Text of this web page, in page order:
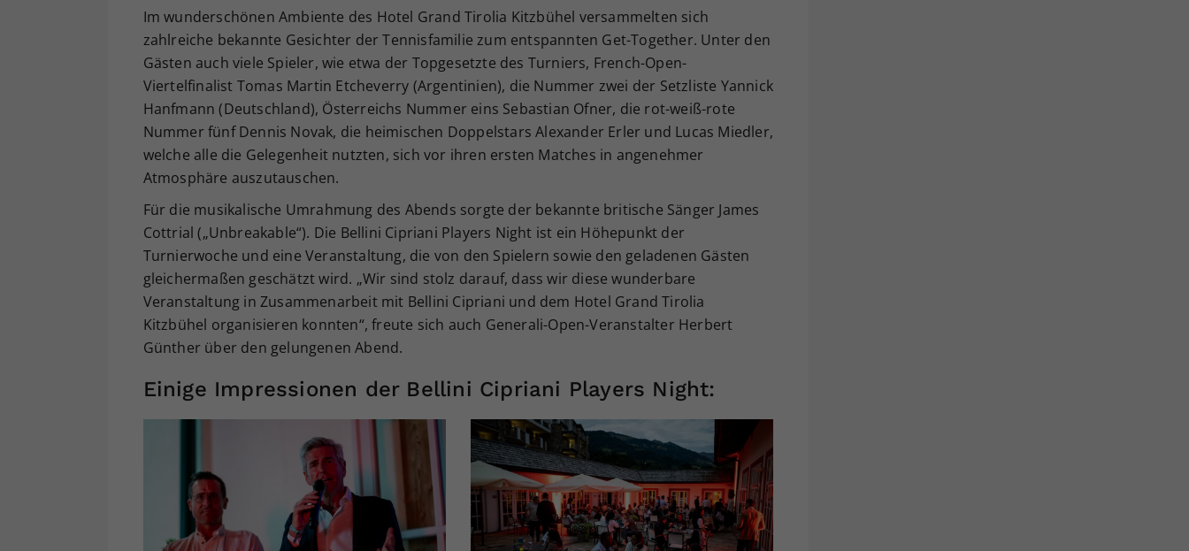
Im wunderschönen Ambiente des Hotel Grand Tirolia Kitzbühel versammelten sich
zahlreiche bekannte Gesichter der Tennisfamilie zum entspannten Get-Together. Unter den
Gästen auch viele Spieler, wie etwa der Topgesetzte des Turniers, French-Open-
Viertelfinalist Tomas Martin Etcheverry (Argentinien), die Nummer zwei der Setzliste Yannick
Hanfmann (Deutschland), Österreichs Nummer eins Sebastian Ofner, die rot-weiß-rote
Nummer fünf Dennis Novak, die heimischen Doppelstars Alexander Erler und Lucas Miedler,
welche alle die Gelegenheit nutzten, sich vor ihren ersten Matches in angenehmer
Atmosphäre auszutauschen.
Für die musikalische Umrahmung des Abends sorgte der bekannte britische Sänger James
Cottrial („Unbreakable“). Die Bellini Cipriani Players Night ist ein Höhepunkt der
Turnierwoche und eine Veranstaltung, die von den Spielern sowie den geladenen Gästen
gleichermaßen geschätzt wird. „Wir sind stolz darauf, dass wir diese wunderbare
Veranstaltung in Zusammenarbeit mit Bellini Cipriani und dem Hotel Grand Tirolia
Kitzbühel organisieren konnten“, freute sich auch Generali-Open-Veranstalter Herbert
Günther über den gelungenen Abend.
Einige Impressionen der Bellini Cipriani Players Night: